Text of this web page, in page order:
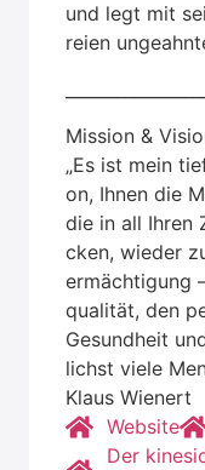
und legt mit
rei­en
Mis­si­on &
„Es ist mein
on, Ihnen die
die in all Ihren
cken, wie­der
er­mäch­ti­gung
qua­li­tät, den
Gesund­heit
lichst vie­le
Klaus Wie­nert
Web­site
Der